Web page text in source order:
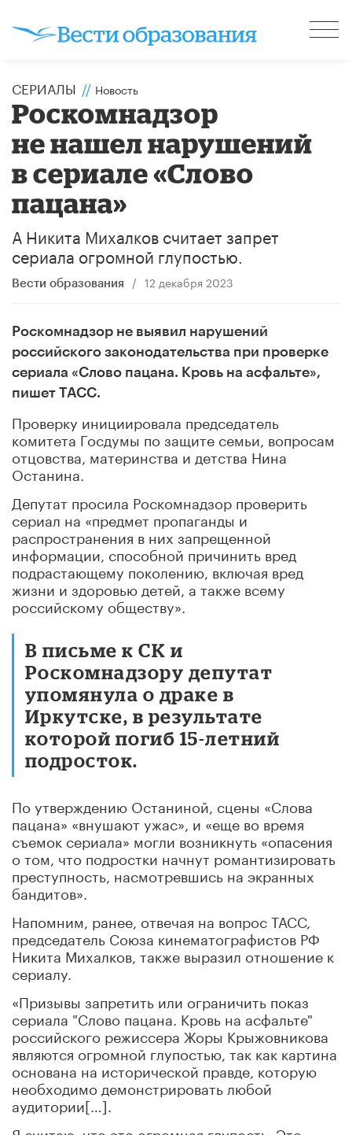
СЕРИАЛЫ // Новость
Роскомнадзор
не нашел нарушений
в сериале «Слово
пацана»
А Никита Михалков считает запрет
сериала огромной глупостью.
Вести образования / 12 декабря 2023
Роскомнадзор не выявил нарушений
российского законодательства при проверке
сериала «Слово пацана. Кровь на асфальте»,
пишет ТАСС.
Проверку инициировала председатель
комитета Госдумы по защите семьи, вопросам
отцовства, материнства и детства Нина
Останина.
Депутат просила Роскомнадзор проверить
сериал на «предмет пропаганды и
распространения в них запрещенной
информации, способной причинить вред
подрастающему поколению, включая вред
жизни и здоровью детей, а также всему
российскому обществу».
В письме к СК и
Роскомнадзору депутат
упомянула о драке в
Иркутске, в результате
которой погиб 15-летний
подросток.
По утверждению Останиной, сцены «Слова
пацана» «внушают ужас», и «еще во время
съемок сериала» могли возникнуть «опасения
о том, что подростки начнут романтизировать
преступность, насмотревшись на экранных
бандитов».
Напомним, ранее, отвечая на вопрос ТАСС,
председатель Союза кинематографистов РФ
Никита Михалков, также выразил отношение к
сериалу.
«Призывы запретить или ограничить показ
сериала "Слово пацана. Кровь на асфальте"
российского режиссера Жоры Крыжовникова
являются огромной глупостью, так как картина
основана на исторической правде, которую
необходимо демонстрировать любой
аудитории[…].